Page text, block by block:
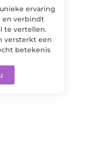
ervaring
en verbindt
te vertellen.
een
betekenis